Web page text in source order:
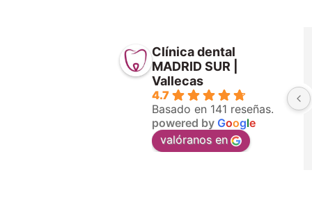
Clínica dental
MADRID SUR |
Vallecas
4.7
Basado en 141 reseñas.
powered by Google
valóranos en